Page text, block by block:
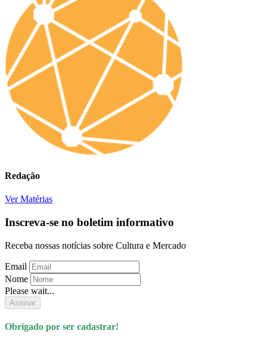
Redação
Ver Matérias
Inscreva-se no boletim informativo
Receba nossas notícias sobre Cultura e Mercado
Email
Nome
Please wait...
Assinar
Obrigado por ser cadastrar!